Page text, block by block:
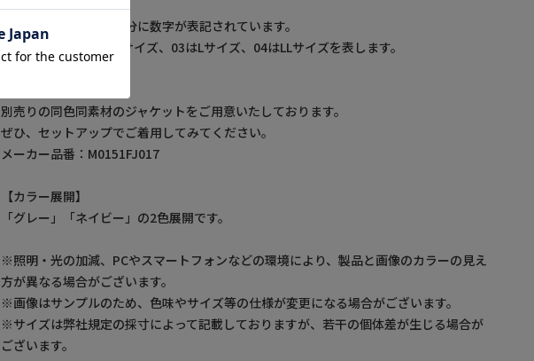
【サイズ表記に関して】
商品タグにはサイズ部分に数字が表記されています。
01はSサイズ、02はMサイズ、03はLサイズ、04はLLサイズを表します。
別売りの同色同素材のジャケットをご用意いたしております。
ぜひ、セットアップでご着用してみてください。
メーカー品番：M0151FJ017
【カラー展開】
「グレー」「ネイビー」の2色展開です。
※照明・光の加減、PCやスマートフォンなどの環境により、製品と画像のカラーの見え
方が異なる場合がございます。
※画像はサンプルのため、色味やサイズ等の仕様が変更になる場合がございます。
※サイズは弊社規定の採寸によって記載しておりますが、若干の個体差が生じる場合が
ございます。